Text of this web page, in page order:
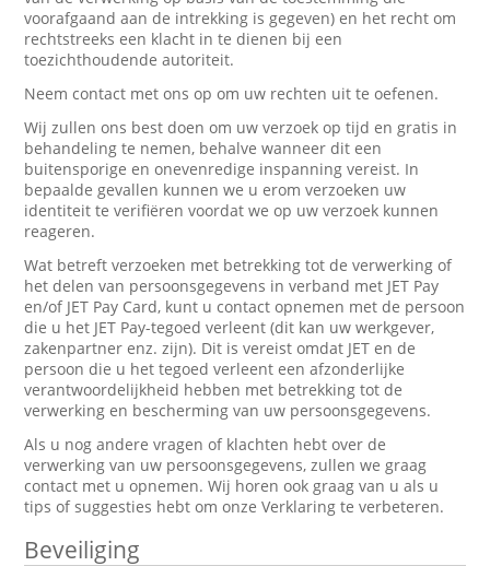
voorafgaand aan de intrekking is gegeven) en het recht om
rechtstreeks een klacht in te dienen bij een
toezichthoudende autoriteit.
Neem contact met ons op om uw rechten uit te oefenen.
Wij zullen ons best doen om uw verzoek op tijd en gratis in
behandeling te nemen, behalve wanneer dit een
buitensporige en onevenredige inspanning vereist. In
bepaalde gevallen kunnen we u erom verzoeken uw
identiteit te verifiëren voordat we op uw verzoek kunnen
reageren.
Wat betreft verzoeken met betrekking tot de verwerking of
het delen van persoonsgegevens in verband met JET Pay
en/of JET Pay Card, kunt u contact opnemen met de persoon
die u het JET Pay-tegoed verleent (dit kan uw werkgever,
zakenpartner enz. zijn). Dit is vereist omdat JET en de
persoon die u het tegoed verleent een afzonderlijke
verantwoordelijkheid hebben met betrekking tot de
verwerking en bescherming van uw persoonsgegevens.
Als u nog andere vragen of klachten hebt over de
verwerking van uw persoonsgegevens, zullen we graag
contact met u opnemen. Wij horen ook graag van u als u
tips of suggesties hebt om onze Verklaring te verbeteren.
Beveiliging